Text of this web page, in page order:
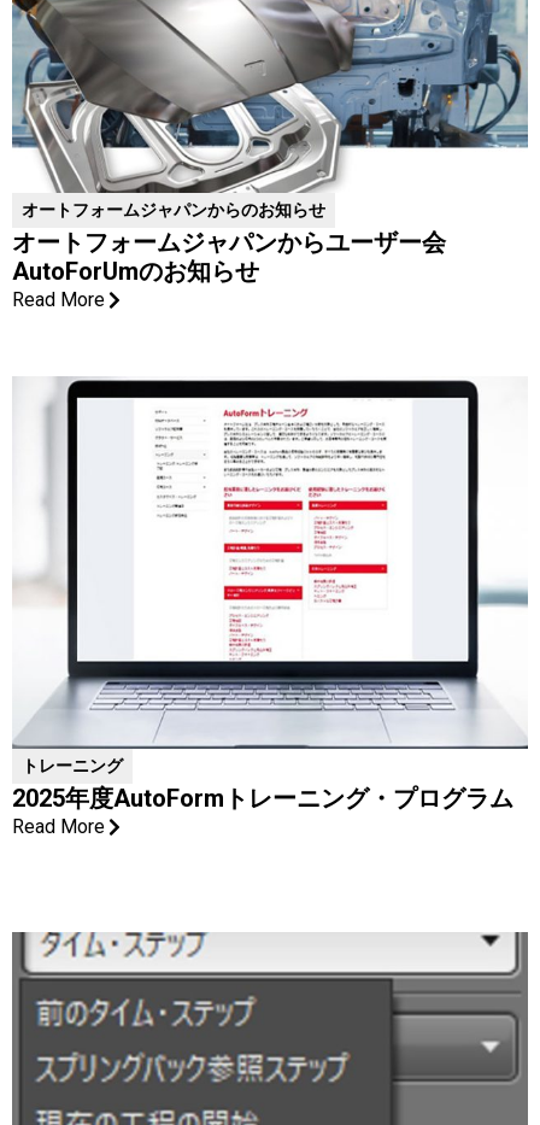
オートフォームジャパンからのお知らせ
オートフォームジャパンからユーザー会
AutoForUmのお知らせ
Read More
トレーニング
2025年度AutoFormトレーニング・プログラム
Read More